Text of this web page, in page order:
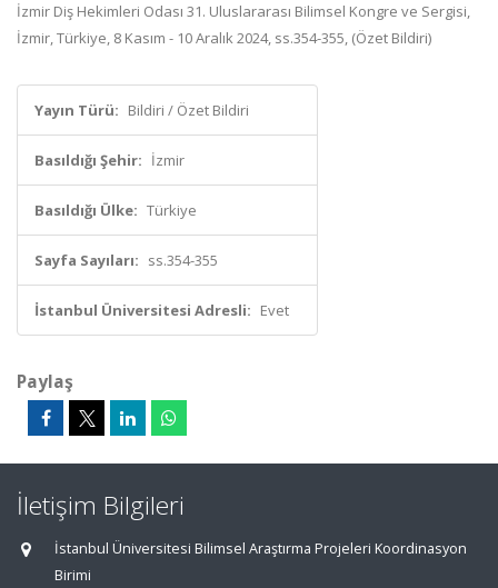
İzmir Diş Hekimleri Odası 31. Uluslararası Bilimsel Kongre ve Sergisi,
İzmir, Türkiye, 8 Kasım - 10 Aralık 2024, ss.354-355, (Özet Bildiri)
Yayın Türü: Bildiri / Özet Bildiri
Basıldığı Şehir: İzmir
Basıldığı Ülke: Türkiye
Sayfa Sayıları: ss.354-355
İstanbul Üniversitesi Adresli: Evet
Paylaş
İletişim Bilgileri
İstanbul Üniversitesi Bilimsel Araştırma Projeleri Koordinasyon
Birimi